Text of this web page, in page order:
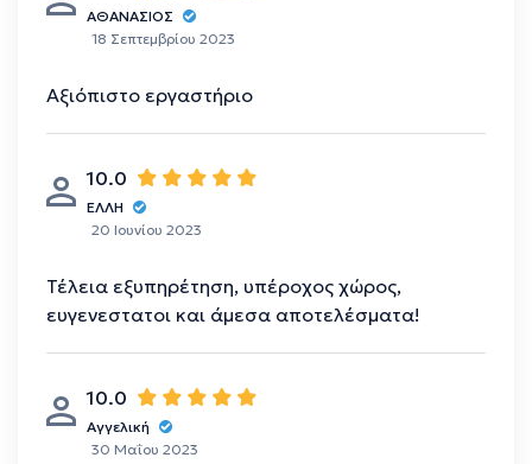
ΑΘΑΝΑΣΙΟΣ
18 Σεπτεμβρίου 2023
Αξιόπιστο εργαστήριο
10.0
ΕΛΛΗ
20 Ιουνίου 2023
Τέλεια εξυπηρέτηση, υπέροχος χώρος,
ευγενεστατοι και άμεσα αποτελέσματα!
10.0
Αγγελική
30 Μαΐου 2023